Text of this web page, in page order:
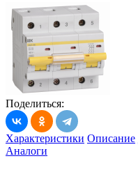
Поделиться:
Характеристики Описание
Аналоги